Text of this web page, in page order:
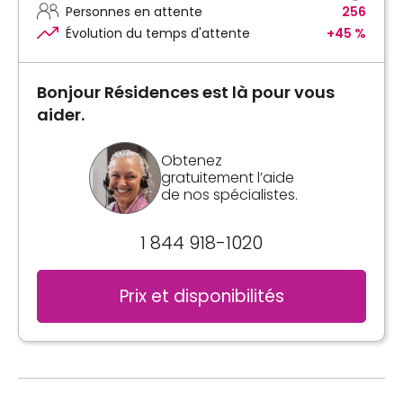
Personnes en attente
256
Évolution du temps d'attente
+45 %
Bonjour Résidences est là pour vous
aider.
Obtenez
gratuitement l’aide
de nos spécialistes.
1 844 918-1020
Prix et disponibilités